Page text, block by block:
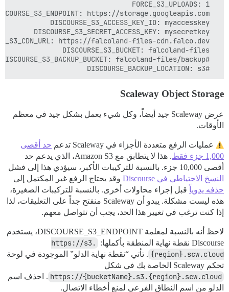
  #DISCOURSE_BACKUP_LOCATION: s3
Scaleway Object Storage
عرض Scaleway جيد أيضاً، وكل شيء يعمل بشكل جيد في معظم
الأوقات.
عمليات الرفع متعددة الأجزاء في Scaleway تدعم
حد أقصى
1,000 جزء فقط
. هذا لا يتطابق مع Amazon S3، الذي يدعم حد
أقصى 10,000 جزء. بالنسبة للتركيبات الأكبر، سيؤدي هذا إلى فشل
النسخ الاحتياطي في Discourse
وقد يحتاج الرفع غير المكتمل إلى
حذفه يدوياً قبل إجراء محاولات أخرى. بالنسبة للتركيبات الصغيرة،
هذه ليست مشكلة. يبدو أن Scaleway منفتح جداً على التعليقات، لذا
إذا كنت ترغب في تغيير هذا الحد، يجب أن تتواصل معهم.
لاحظ أنه بالنسبة لمعلمة DISCOURSE_S3_ENDPOINT، يستخدم
Discourse نقطة نهاية المنطقة بأكملها:
https://s3.
{region}.scw.cloud . تأتي “نقطة نهاية الدلو” الموجودة في لوحة
تحكم Scaleway الخاصة بك في شكل
https://{bucketName}.s3.{region}.scw.cloud . احذف اسم
الدلو من اسم النطاق الفرعي لمنع أخطاء الاتصال.